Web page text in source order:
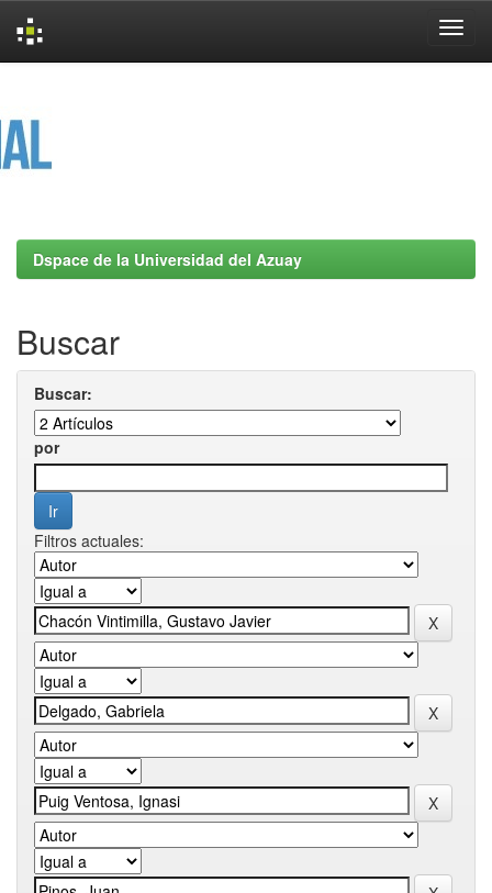
Dspace de la Universidad del Azuay
Buscar
Buscar:
por
Filtros actuales: